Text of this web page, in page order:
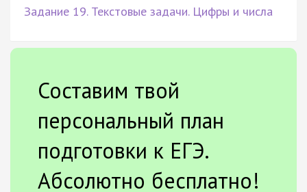
Задание 19. Текстовые задачи. Цифры и числа
Составим твой
персональный план
подготовки к ЕГЭ.
Абсолютно бесплатно!